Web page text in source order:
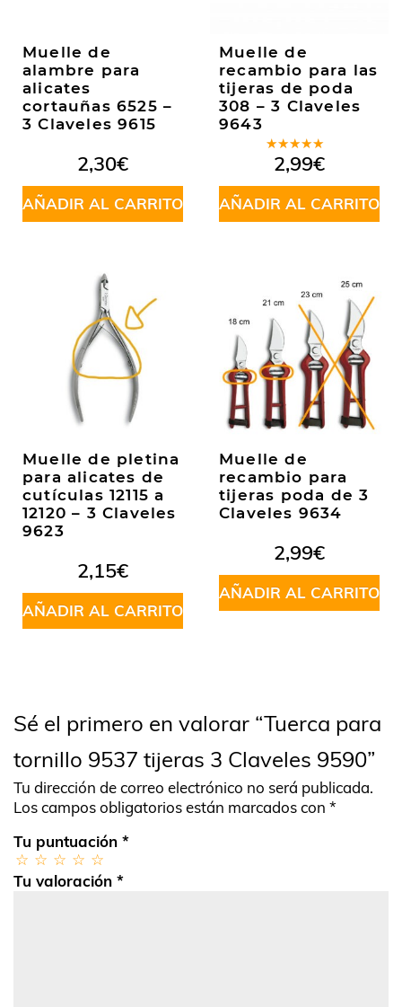
Muelle de
alambre para
alicates
cortauñas 6525 –
3 Claveles 9615
2,30€
AÑADIR AL CARRITO
Muelle de
recambio para las
tijeras de poda
308 – 3 Claveles
9643
Valorado
en4.50
de 5
2,99€
AÑADIR AL CARRITO
Muelle de pletina
para alicates de
cutículas 12115 a
12120 – 3 Claveles
9623
2,15€
AÑADIR AL CARRITO
Muelle de
recambio para
tijeras poda de 3
Claveles 9634
2,99€
AÑADIR AL CARRITO
Sé el primero en valorar “Tuerca para
tornillo 9537 tijeras 3 Claveles 9590”
Tu dirección de correo electrónico no será publicada.
Los campos obligatorios están marcados con *
Tu puntuación *
Tu valoración *